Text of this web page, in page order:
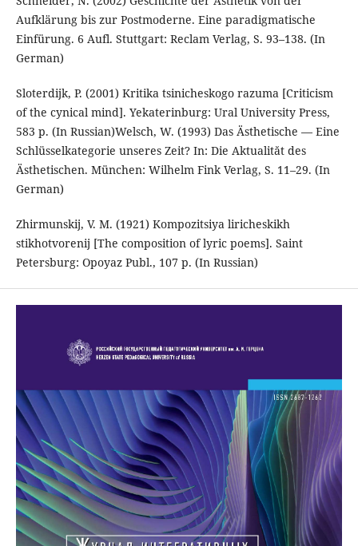
Aufklärung bis zur Postmoderne. Eine paradigmatische
Einfürung. 6 Aufl. Stuttgart: Reclam Verlag, S. 93–138. (In
German)
Sloterdijk, P. (2001) Kritika tsinicheskogo razuma [Criticism
of the cynical mind]. Yekaterinburg: Ural University Press,
583 p. (In Russian)Welsch, W. (1993) Das Ästhetische — Eine
Schlüsselkategorie unseres Zeit? In: Die Aktualităt des
Ästhetischen. München: Wilhelm Fink Verlag, S. 11–29. (In
German)
Zhirmunskij, V. M. (1921) Kompozitsiya liricheskikh
stikhotvorenij [The composition of lyric poems]. Saint
Petersburg: Opoyaz Publ., 107 p. (In Russian)